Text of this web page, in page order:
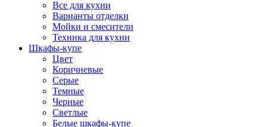
Все для кухни
Варианты отделки
Мойки и смесители
Техника для кухни
Шкафы-купе
Цвет
Коричневые
Серые
Темные
Черные
Светлые
Белые шкафы-купе